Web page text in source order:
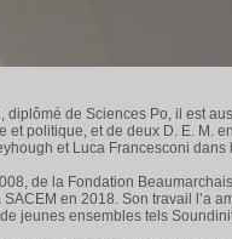
de Sciences Po, il est
et politique, et de deux D. E. M.
et Luca Francesconi
de la Fondation
en 2018. Son travail l’a
jeunes ensembles tels